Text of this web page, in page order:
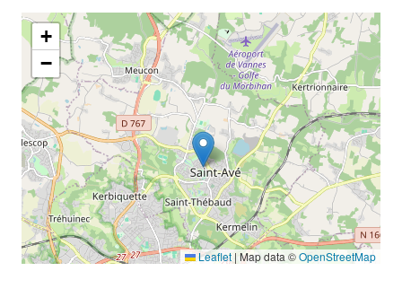
+
−
Leaflet |Map data ©OpenStreetMap